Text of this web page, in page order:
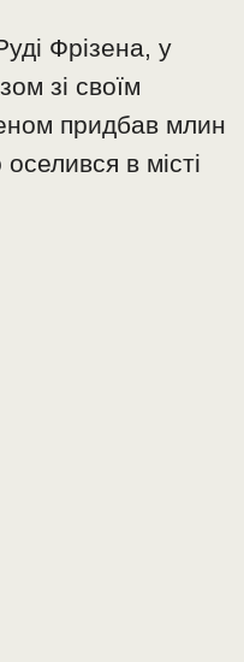
Фрізена, у
зі своїм
придбав млин
в місті